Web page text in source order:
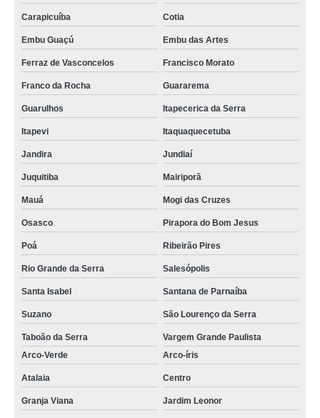
Carapicuíba Cotia
Embu Guaçú Embu das Artes
Ferraz de Vasconcelos Francisco Morato
Franco da Rocha Guararema
Guarulhos Itapecerica da Serra
Itapevi Itaquaquecetuba
Jandira Jundiaí
Juquitiba Mairiporã
Mauá Mogi das Cruzes
Osasco Pirapora do Bom Jesus
Poá Ribeirão Pires
Rio Grande da Serra Salesópolis
Santa Isabel Santana de Parnaíba
Suzano São Lourenço da Serra
Taboão da Serra
Vargem Grande Paulista
Arco-Verde
Arco-íris
Atalaia Centro
Granja Viana Jardim Leonor